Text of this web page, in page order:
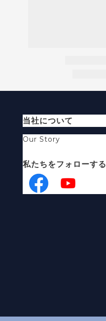
当社について
Our Story
私たちをフォローする